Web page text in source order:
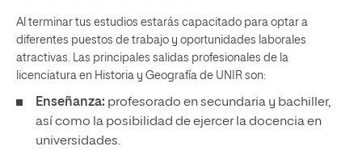
Al terminar tus estudios estarás capacitado para optar a
diferentes puestos de trabajo y oportunidades laborales
atractivas. Las principales salidas profesionales de la
licenciatura en Historia y Geografía de UNIR son:
Enseñanza: profesorado en secundaria y bachiller,
así como la posibilidad de ejercer la docencia en
universidades.